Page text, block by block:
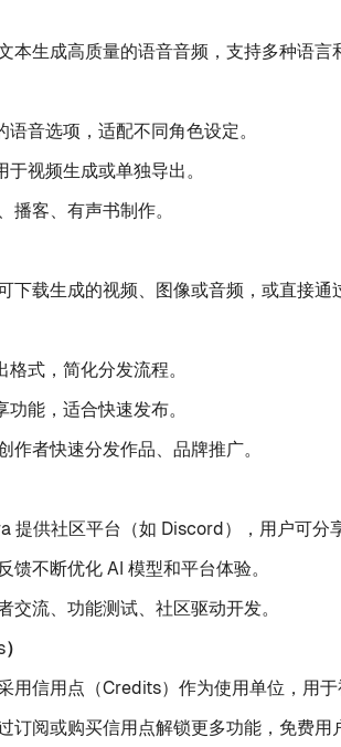
本生成高质量的语音音频，支持多种语言
语音选项，适配不同角色设定。
于视频生成或单独导出。
播客、有声书制作。
下载生成的视频、图像或音频，或直接通
格式，简化分发流程。
功能，适合快速发布。
作者快速分发作品、品牌推广。
提供社区平台（如 Discord），用户可分
馈不断优化 AI 模型和平台体验。
交流、功能测试、社区驱动开发。
用信用点（Credits）作为使用单位，用于
订阅或购买信用点解锁更多功能，免费用